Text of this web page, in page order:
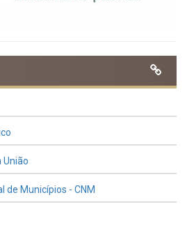
União
de Municípios - CNM